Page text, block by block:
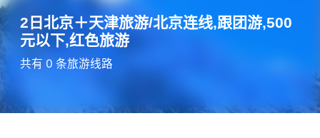
2日北京＋天津旅游/北京连线,跟团游,500
元以下,红色旅游
共有 0 条旅游线路